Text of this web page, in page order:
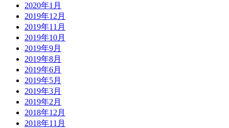
2020年1月
2019年12月
2019年11月
2019年10月
2019年9月
2019年8月
2019年6月
2019年5月
2019年3月
2019年2月
2018年12月
2018年11月